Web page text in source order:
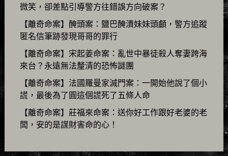
微笑，卻差點引導警方往錯誤方向破案？
【離奇命案】醃頭案：鹽巴醃漬妹妹頭顱，警方追蹤
匿名信筆跡發現哥哥的罪行
【離奇命案】宋起姜命案：亂世中暴徒殺人奪妻跨海
來台？永遠無法釐清的恐怖謎團
【離奇命案】法國羅曼家滅門案：一開始他說了個小
謊，最後為了圓這個謊死了五條人命
【離奇命案】莊福來命案：送你好工作跟好老婆的老
闆，安的是謀財害命的心！